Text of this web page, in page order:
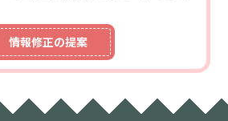
情報修正の提案